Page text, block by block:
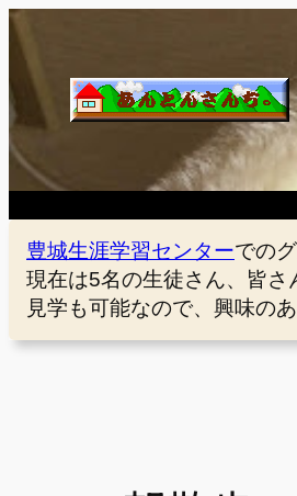
内
容
ス
キ
ッ
プ
豊城生涯学習センターでの
現在は5名の生徒さん、皆さ
見学も可能なので、興味の